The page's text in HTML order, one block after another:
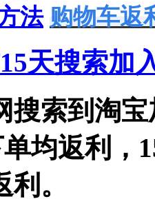
法 购物车返
天搜索加
搜索到淘
均返利，
。